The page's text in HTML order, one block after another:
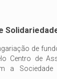
de
Centro de
a Sociedade